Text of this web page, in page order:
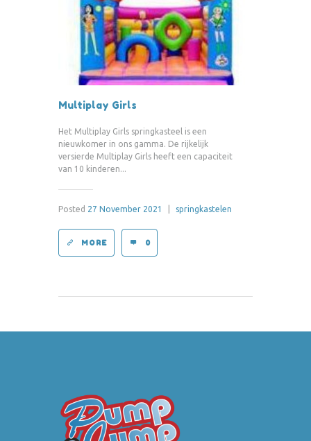
Multiplay Girls
Het Multiplay Girls springkasteel is een
nieuwkomer in ons gamma. De rijkelijk
versierde Multiplay Girls heeft een capaciteit
van 10 kinderen...
Posted 27 November 2021 springkastelen
MORE 0